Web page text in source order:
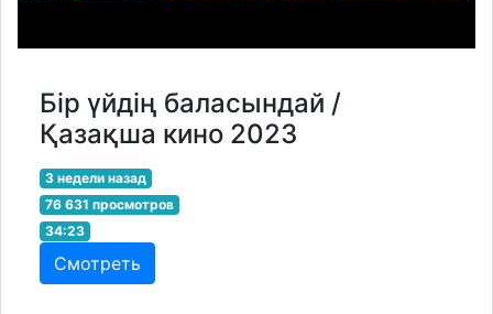
Бір үйдің баласындай /
Қазақша кино 2023
3 недели назад
76 631 просмотров
34:23
Смотреть